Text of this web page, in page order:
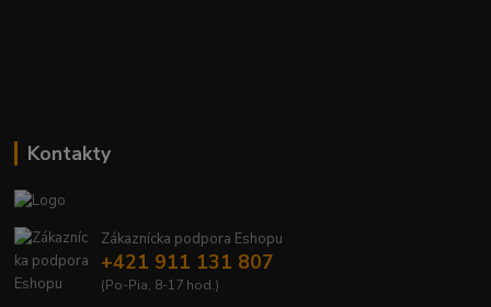
Kontakty
Zákaznícka podpora Eshopu
+421 911 131 807
(Po-Pia, 8-17 hod.)